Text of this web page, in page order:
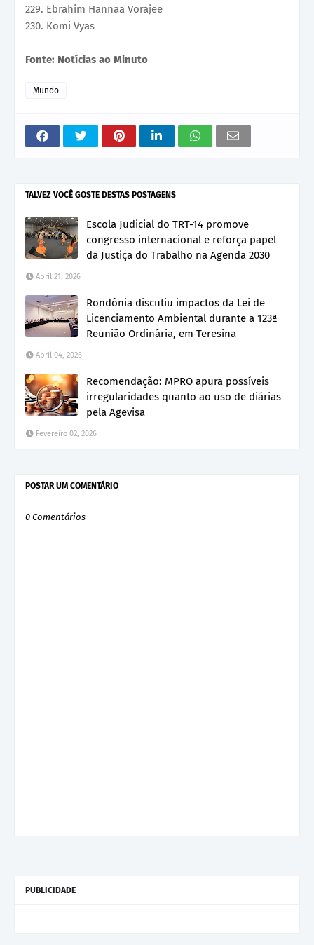
229. Ebrahim Hannaa Vorajee
230. Komi Vyas
Fonte: Notícias ao Minuto
Mundo
TALVEZ VOCÊ GOSTE DESTAS POSTAGENS
Escola Judicial do TRT-14 promove
congresso internacional e reforça papel
da Justiça do Trabalho na Agenda 2030
Abril 21, 2026
Rondônia discutiu impactos da Lei de
Licenciamento Ambiental durante a 123ª
Reunião Ordinária, em Teresina
Abril 04, 2026
Recomendação: MPRO apura possíveis
irregularidades quanto ao uso de diárias
pela Agevisa
Fevereiro 02, 2026
POSTAR UM COMENTÁRIO
0 Comentários
PUBLICIDADE